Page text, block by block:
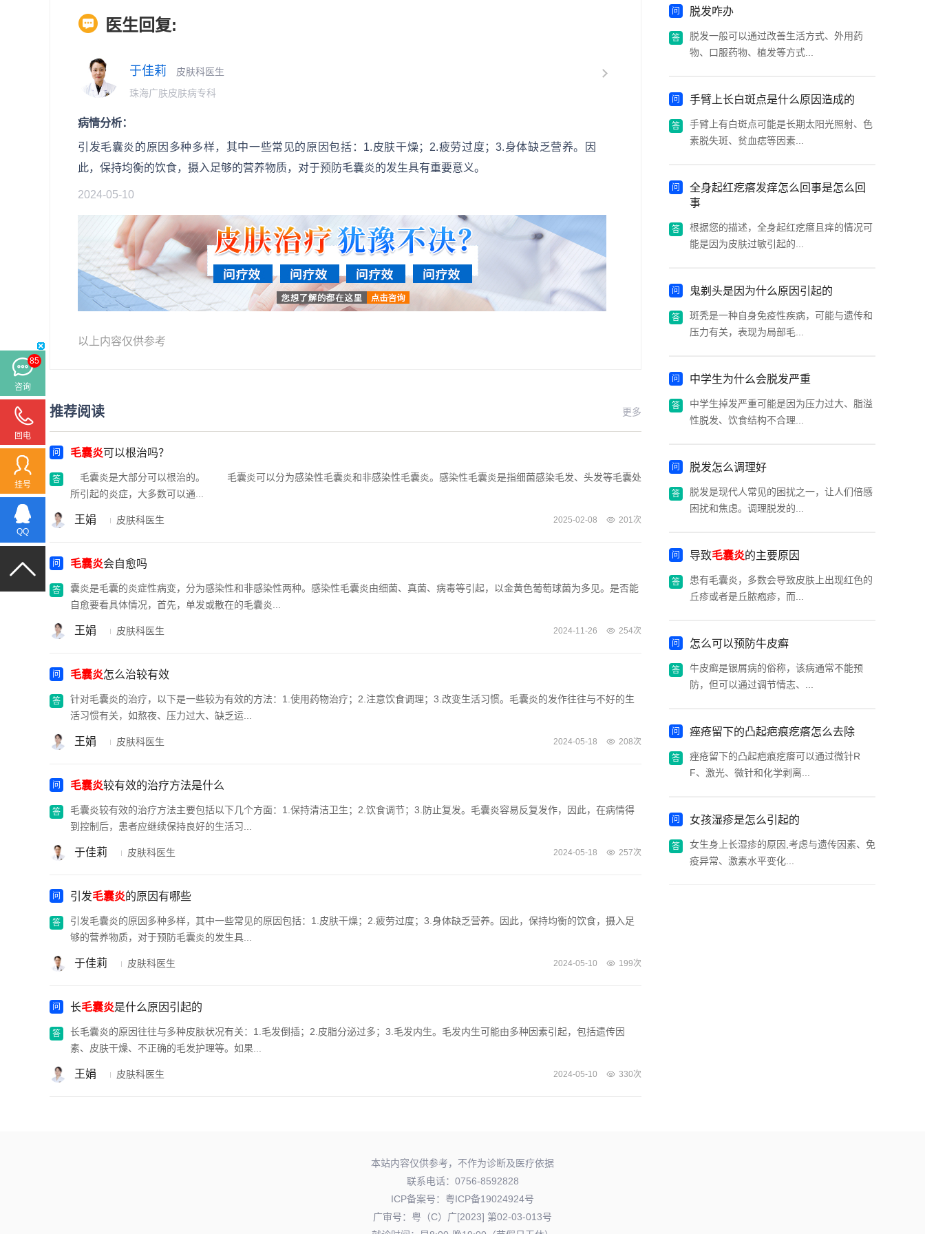
医生回复:
于佳莉
皮肤科医生
珠海广肤皮肤病专科
病情分析：
引发毛囊炎的原因多种多样，其中一些常见的原因包括：1.皮肤干燥；2.疲劳过度；3.身体缺乏营养。因
此，保持均衡的饮食，摄入足够的营养物质，对于预防毛囊炎的发生具有重要意义。
2024-05-10
以上内容仅供参考
推荐阅读 更多
毛囊炎可以根治吗？
毛囊炎是大部分可以根治的。 毛囊炎可以分为感染性毛囊炎和非感染性毛囊炎。感染性毛囊炎是指细菌感染毛发、头发等毛囊处
所引起的炎症，大多数可以通...
王娟 皮肤科医生 2025-02-08 201次
毛囊炎会自愈吗
囊炎是毛囊的炎症性病变，分为感染性和非感染性两种。感染性毛囊炎由细菌、真菌、病毒等引起，以金黄色葡萄球菌为多见。是否能
自愈要看具体情况，首先，单发或散在的毛囊炎...
王娟 皮肤科医生 2024-11-26 254次
毛囊炎怎么治较有效
针对毛囊炎的治疗，以下是一些较为有效的方法：1.使用药物治疗；2.注意饮食调理；3.改变生活习惯。毛囊炎的发作往往与不好的生
活习惯有关，如熬夜、压力过大、缺乏运...
王娟 皮肤科医生 2024-05-18 208次
毛囊炎较有效的治疗方法是什么
毛囊炎较有效的治疗方法主要包括以下几个方面：1.保持清洁卫生；2.饮食调节；3.防止复发。毛囊炎容易反复发作，因此，在病情得
到控制后，患者应继续保持良好的生活习...
于佳莉 皮肤科医生 2024-05-18 257次
引发毛囊炎的原因有哪些
引发毛囊炎的原因多种多样，其中一些常见的原因包括：1.皮肤干燥；2.疲劳过度；3.身体缺乏营养。因此，保持均衡的饮食，摄入足
够的营养物质，对于预防毛囊炎的发生具...
于佳莉 皮肤科医生 2024-05-10 199次
长毛囊炎是什么原因引起的
长毛囊炎的原因往往与多种皮肤状况有关：1.毛发倒插；2.皮脂分泌过多；3.毛发内生。毛发内生可能由多种因素引起，包括遗传因
素、皮肤干燥、不正确的毛发护理等。如果...
王娟 皮肤科医生 2024-05-10 330次
脱发咋办
脱发一般可以通过改善生活方式、外用药
物、口服药物、植发等方式...
手臂上长白斑点是什么原因造成的
手臂上有白斑点可能是长期太阳光照射、色
素脱失斑、贫血痣等因素...
全身起红疙瘩发痒怎么回事是怎么回
事
根据您的描述，全身起红疙瘩且痒的情况可
能是因为皮肤过敏引起的...
鬼剃头是因为什么原因引起的
斑秃是一种自身免疫性疾病，可能与遗传和
压力有关，表现为局部毛...
中学生为什么会脱发严重
中学生掉发严重可能是因为压力过大、脂溢
性脱发、饮食结构不合理...
脱发怎么调理好
脱发是现代人常见的困扰之一，让人们倍感
困扰和焦虑。调理脱发的...
导致毛囊炎的主要原因
患有毛囊炎，多数会导致皮肤上出现红色的
丘疹或者是丘脓疱疹，而...
怎么可以预防牛皮癣
牛皮癣是银屑病的俗称，该病通常不能预
防，但可以通过调节情志、...
痤疮留下的凸起疤痕疙瘩怎么去除
痤疮留下的凸起疤痕疙瘩可以通过微针R
F、激光、微针和化学剥离...
女孩湿疹是怎么引起的
女生身上长湿疹的原因,考虑与遗传因素、免
疫异常、激素水平变化...
本站内容仅供参考，不作为诊断及医疗依据
联系电话：0756-8592828
ICP备案号： 粤ICP备19024924号
广审号：粤（C）广[2023] 第02-03-013号
85
咨询
回电
挂号
QQ